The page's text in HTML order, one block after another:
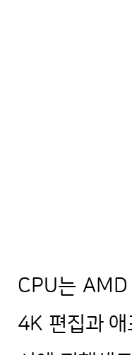
CPU는 AMD
4K 편집과 애